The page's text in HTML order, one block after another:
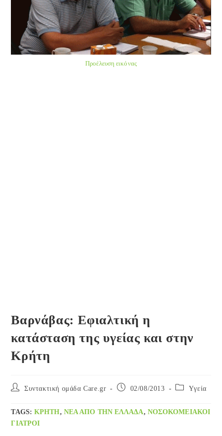
Προέλευση εικόνας
Βαρνάβας: Εφιαλτική η
κατάσταση της υγείας και στην
Κρήτη
Post Συντακτική ομάδα Care.gr
Post
02/08/2013
Post Yγεία
TAGS:ΚΡΉΤΗ, ΝΈΑ ΑΠΌ ΤΗΝ ΕΛΛΆΔΑ, ΝΟΣΟΚΟΜΕΙΑΚΟΊ
ΓΙΑΤΡΟΊ